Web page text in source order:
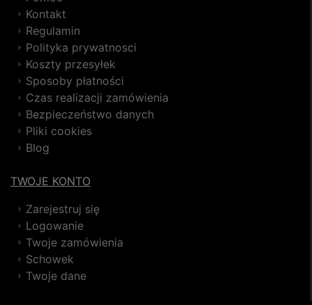
Kontakt
Regulamin
Polityka prywatnosci
Koszty przesyłek
Sposoby płatności
Czas realizacji zamówienia
Bezpieczeństwo danych
Pliki cookies
Blog
TWOJE KONTO
Zarejestruj się
Logowanie
Twoje zamówienia
Schowek
Twoje dane